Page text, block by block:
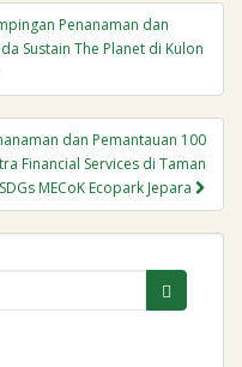
Penanaman dan
Sustain The Planet di Kulon
dan Pemantauan 100
Financial Services di Taman
MECoK Ecopark Jepara